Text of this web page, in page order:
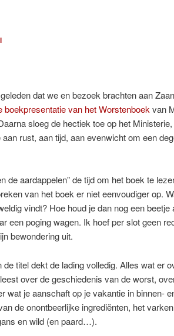
dat we en bezoek brachten aan
boekpresentatie van het Worstenboek van
sloeg de hectiek toe op het
rust, aan tijd, aan evenwicht om een
de aardappelen” de tijd om het boek te
van het boek er niet eenvoudiger op.
vindt? Hoe houd je dan nog een beetje
een poging wagen. Ik hoef per slot geen
bewondering uit.
de titel dekt de lading volledig. Alles wat er
over de geschiedenis van de worst,
wat je aanschaft op je vakantie in binnen-
de onontbeerlijke ingrediënten, het
en wild (en paard…).